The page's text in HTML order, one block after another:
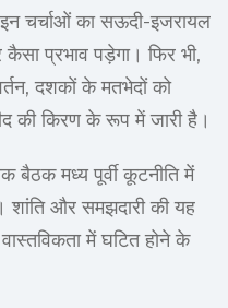
इन चर्चाओं का सऊदी-इजरायल
कैसा प्रभाव पड़ेगा। फिर भी,
दशकों के मतभेदों को
की किरण के रूप में जारी है।
बैठक मध्य पूर्वी कूटनीति में
शांति और समझदारी की यह
में घटित होने के